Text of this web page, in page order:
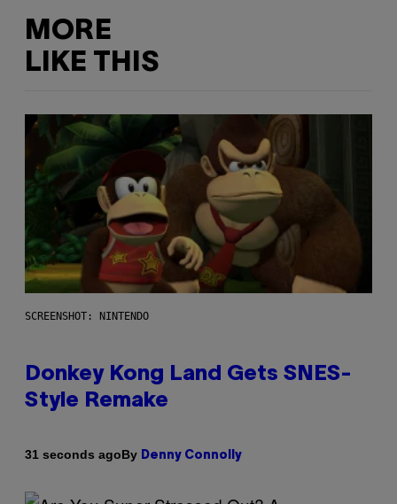
MORE
LIKE THIS
SCREENSHOT: NINTENDO
Donkey Kong Land Gets SNES-
Style Remake
31 seconds agoBy Denny Connolly